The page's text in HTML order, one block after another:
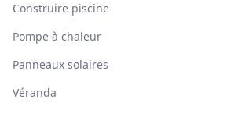
Construire piscine
Pompe à chaleur
Panneaux solaires
Véranda